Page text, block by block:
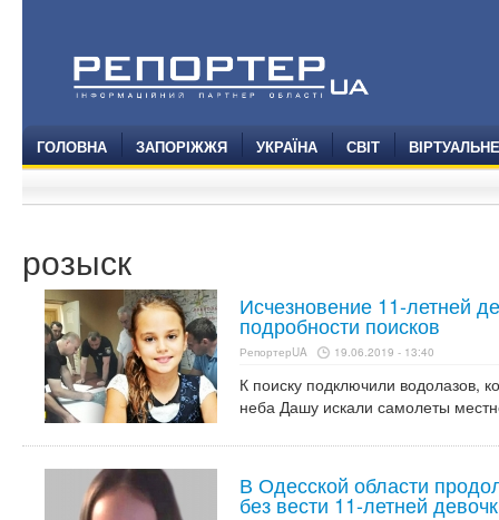
ГОЛОВНА ЗАПОРІЖЖЯ УКРАЇНА СВІТ
розыск
Исчезновение 11-летней
подробности поисков
РепортерUA 19.06.2019 - 13:40
К поиску подключили водолазов,
неба Дашу искали самолеты
В Одесской области
без вести 11-летней